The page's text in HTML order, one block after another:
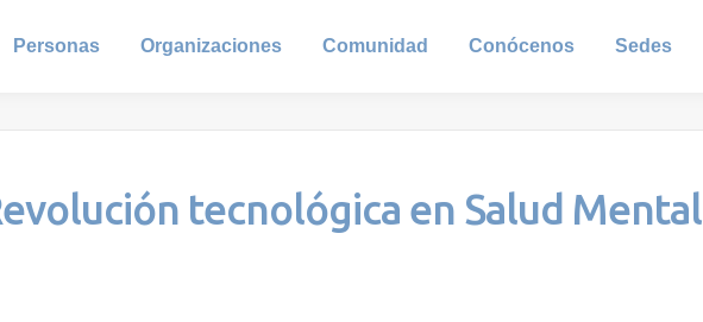
Personas Organizaciones Comunidad Conócenos Sedes
tecnológica en Salud Mental